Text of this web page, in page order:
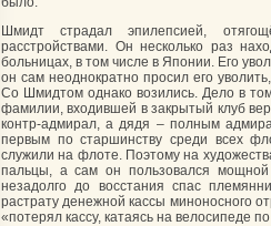
Шмидт страдал эпилепсией,
расстройствами. Он несколько раз
больницах, в том числе в Японии. Его
он сам неоднократно просил его
Со Шмидтом однако возились. Дело в
фамилии, входившей в закрытый клуб
контр-адмирал, а дядя – полным
первым по старшинству среди всех
служили на флоте. Поэтому на
пальцы, а сам он пользовался
незадолго до восстания спас
растрату денежной кассы миноносного
«потерял кассу, катаясь на велосипеде